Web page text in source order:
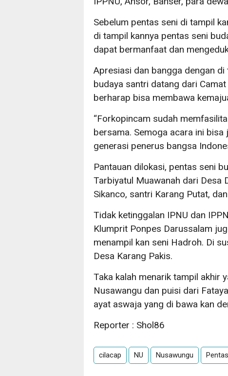
Sebelum pentas seni di tampil
di tampil kannya pentas seni
dapat bermanfaat dan
Apresiasi dan bangga dengan
budaya santri datang dari
berharap bisa membawa
“Forkopincam sudah
bersama. Semoga acara ini
generasi penerus bangsa
Pantauan dilokasi, pentas seni
Tarbiyatul Muawanah dari Desa
Sikanco, santri Karang Putat,
Tidak ketinggalan IPNU dan
Klumprit Ponpes Darussalam
menampil kan seni Hadroh. Di
Desa Karang Pakis.
Taka kalah menarik tampil akhir
Nusawangu dan puisi dari
ayat aswaja yang di bawa kan
Reporter : Shol86
cilacap NU Nusawungu